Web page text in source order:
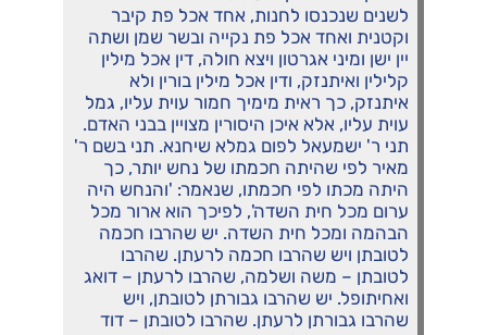
לשנים שנכנסו לחנות, אחד אכל פת קיבר
וקטנית ואחד אכל פת נקייה ובשר שמן ושתה
יין ישן ומיני אגרטון ויצא חולה, דין אכל מילין
קלילין ואיתנזק, ודין אכל מילין בורין ולא
איתנזק, כך ראית מימיך חמור עוית עליו, גמל
עוית עליו, אלא איכן היסורין מצויין בבני האדם.
תני ר' ישמעאל לפום גמלא שיחנא. תני בשם ר'
מאיר לפי שהיתה חכמתו של נחש יותר, כך
היתה מכתו לפי חכמתו, שנאמר: 'והנחש היה
ערום מכל חית השדה', לפיכך הוא ארור מכל
הבהמה ומכל חית השדה. יש שהרבו חכמה
לטובתן ויש שהרבו חכמה לרעתן. שהרבו
לטובתן – משה ושלמה, שהרבו לרעתן – דואג
ואחיתופל. יש שהרבו גבורתן לטובתן, ויש
שהרבו גבורתן לרעתן. שהרבו לטובתן – דוד